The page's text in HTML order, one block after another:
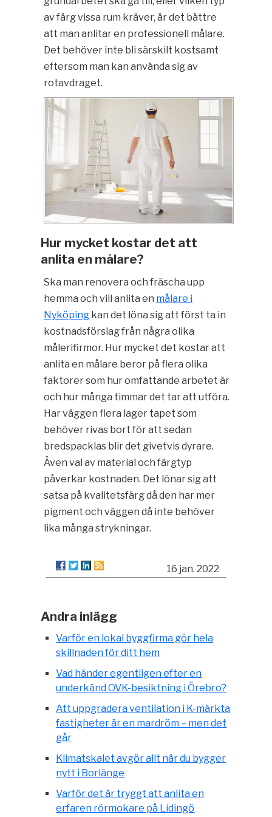
av färg vissa rum kräver, är det bättre
att man anlitar en professionell målare.
Det behöver inte bli särskilt kostsamt
eftersom man kan använda sig av
rotavdraget.
Hur mycket kostar det att
anlita en målare?
Ska man renovera och fräscha upp
hemma och vill anlita en målare i
Nyköping kan det löna sig att först ta in
kostnadsförslag från några olika
målerifirmor. Hur mycket det kostar att
anlita en målare beror på flera olika
faktorer som hur omfattande arbetet är
och hur många timmar det tar att utföra.
Har väggen flera lager tapet som
behöver rivas bort för att sedan
bredspacklas blir det givetvis dyrare.
Även val av material och färgtyp
påverkar kostnaden. Det lönar sig att
satsa på kvalitetsfärg då den har mer
pigment och väggen då inte behöver
lika många strykningar.
16 jan. 2022
Andra inlägg
Varför en lokal byggfirma gör hela
skillnaden för ditt hem
Vad händer egentligen efter en
underkänd OVK-besiktning i Örebro?
Att uppgradera ventilation i K-märkta
fastigheter är en mardröm – men det
går
Klimatskalet avgör allt när du bygger
nytt i Borlänge
Varför det är tryggt att anlita en
erfaren rörmokare på Lidingö